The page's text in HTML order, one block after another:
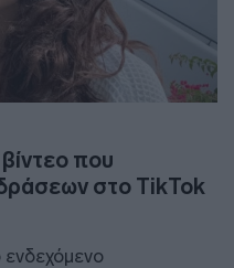
που
στο TikTok